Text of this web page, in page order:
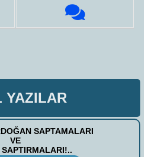
YAZILAR
SAPTAMALARI
VE